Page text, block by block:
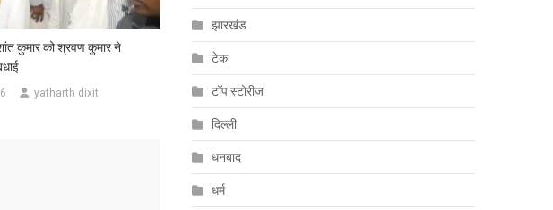
कुमार को श्रवण कुमार ने
yatharth dixit
झारखंड
टेक
टॉप स्टोरीज
दिल्ली
धनबाद
धर्म